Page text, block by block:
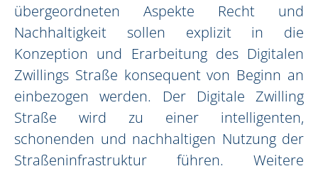
übergeordneten Aspekte Recht und
Nachhaltigkeit sollen explizit in die
Konzeption und Erarbeitung des Digitalen
Zwillings Straße konsequent von Beginn an
einbezogen werden. Der Digitale Zwilling
Straße wird zu einer intelligenten,
schonenden und nachhaltigen Nutzung der
Straßeninfrastruktur führen. Weitere